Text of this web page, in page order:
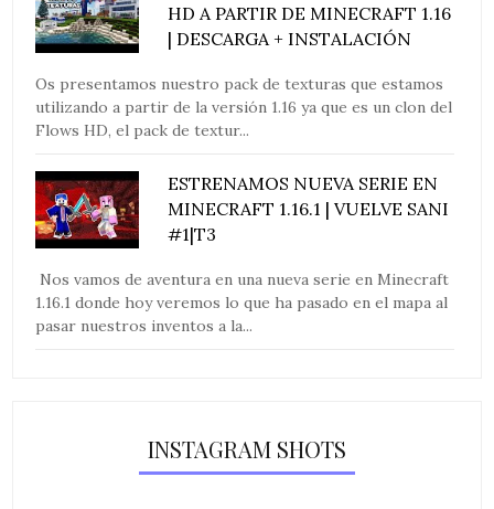
HD A PARTIR DE MINECRAFT 1.16
| DESCARGA + INSTALACIÓN
Os presentamos nuestro pack de texturas que estamos
utilizando a partir de la versión 1.16 ya que es un clon del
Flows HD, el pack de textur...
ESTRENAMOS NUEVA SERIE EN
MINECRAFT 1.16.1 | VUELVE SANI
#1|T3
Nos vamos de aventura en una nueva serie en Minecraft
1.16.1 donde hoy veremos lo que ha pasado en el mapa al
pasar nuestros inventos a la...
INSTAGRAM SHOTS